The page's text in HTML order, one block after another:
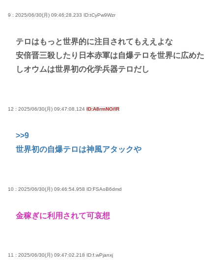
9 : 2025/06/30(月) 09:46:28.233 ID:tCyPw9Wzr
テロはもっと世界的に注目されてもええよな
安倍晋三殺したり日本赤軍は自爆テロを世界に広めた
しオウムは世界初の化学兵器テロだし
12 : 2025/06/30(月) 09:47:08.124 ID:A8rmNO/lR
>>9
世界初の自爆テロは神風アタックや
10 : 2025/06/30(月) 09:46:54.958 ID:FSAoB6dmd
金稼ぎに利用されて可哀想
11 : 2025/06/30(月) 09:47:02.218 ID:f.wPjanxj